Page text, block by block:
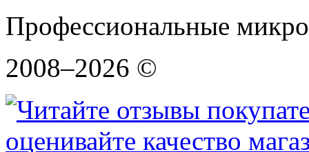
Профессиональные
2008–2026 ©